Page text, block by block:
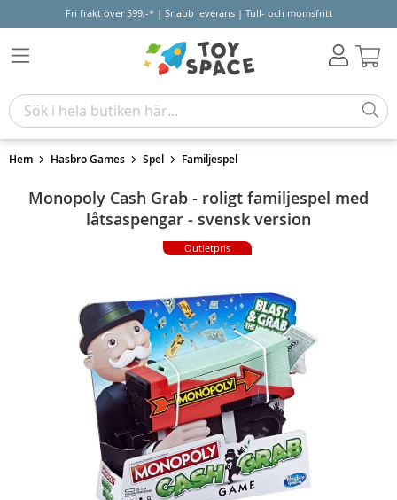
Fri frakt över 599,-* | Snabb leverans | Tull- och momsfritt
Hem Hasbro Games Spel Familjespel
Monopoly Cash Grab - roligt familjespel med
låtsaspengar - svensk version
Outletpris